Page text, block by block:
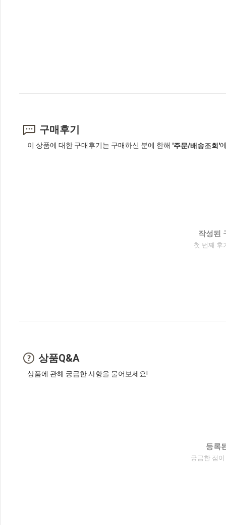
구매후기
이 상품에 대한 구매후기는 구매하신 분에 한해 '주문/배송조회'
작성된
첫 번째 후
상품Q&A
상품에 관해 궁금한 사항을 물어보세요!
등록
궁금한 점